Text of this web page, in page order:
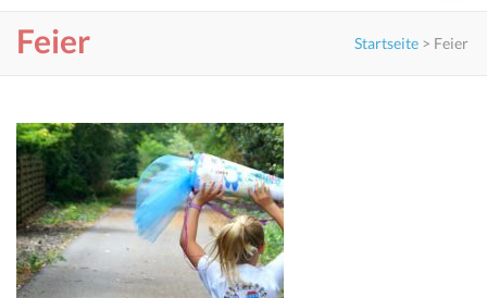
Feier Startseite > Feier